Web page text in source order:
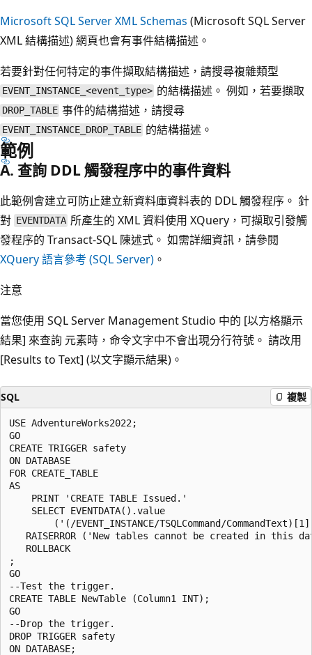
Microsoft SQL Server XML Schemas (Microsoft SQL Server
XML 結構描述) 網頁也會有事件結構描述。
若要針對任何特定的事件擷取結構描述，請搜尋複雜類型
EVENT_INSTANCE_<event_type> 的結構描述。 例如，若要擷取
DROP_TABLE 事件的結構描述，請搜尋
EVENT_INSTANCE_DROP_TABLE 的結構描述。
範例
A. 查詢 DDL 觸發程序中的事件資料
此範例會建立可防止建立新資料庫資料表的 DDL 觸發程序。 針
對 EVENTDATA 所產生的 XML 資料使用 XQuery，可擷取引發觸
發程序的 Transact-SQL 陳述式。 如需詳細資訊，請參閱
XQuery 語言參考 (SQL Server) 。
注意
當您使用 SQL Server Management Studio 中的 [以方格顯示
結果] 來查詢 元素時，命令文字中不會出現分行符號。 請改用
[Results to Text] (以文字顯示結果) 。
SQL 複製
USE AdventureWorks2022;
GO
CREATE TRIGGER safety
ON DATABASE
FOR CREATE_TABLE
AS
    PRINT 'CREATE TABLE Issued.'
    SELECT EVENTDATA().value
('(/EVENT_INSTANCE/TSQLCommand/
RAISERROR ('New tables cannot be created in this
   ROLLBACK
;
GO
--Test the trigger.
CREATE TABLE NewTable (Column1 INT);
GO
--Drop the trigger.
DROP TRIGGER safety
ON DATABASE;